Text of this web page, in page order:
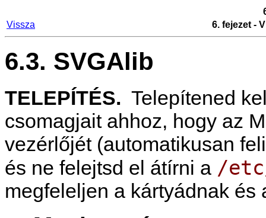
Vissza
6. fejezet -
6.3. SVGAlib
TELEPÍTÉS. Telepítened
csomagjait ahhoz, hogy az
vezérlőjét (automatikusan
és ne felejtsd el átírni a /
megfeleljen a kártyádnak és